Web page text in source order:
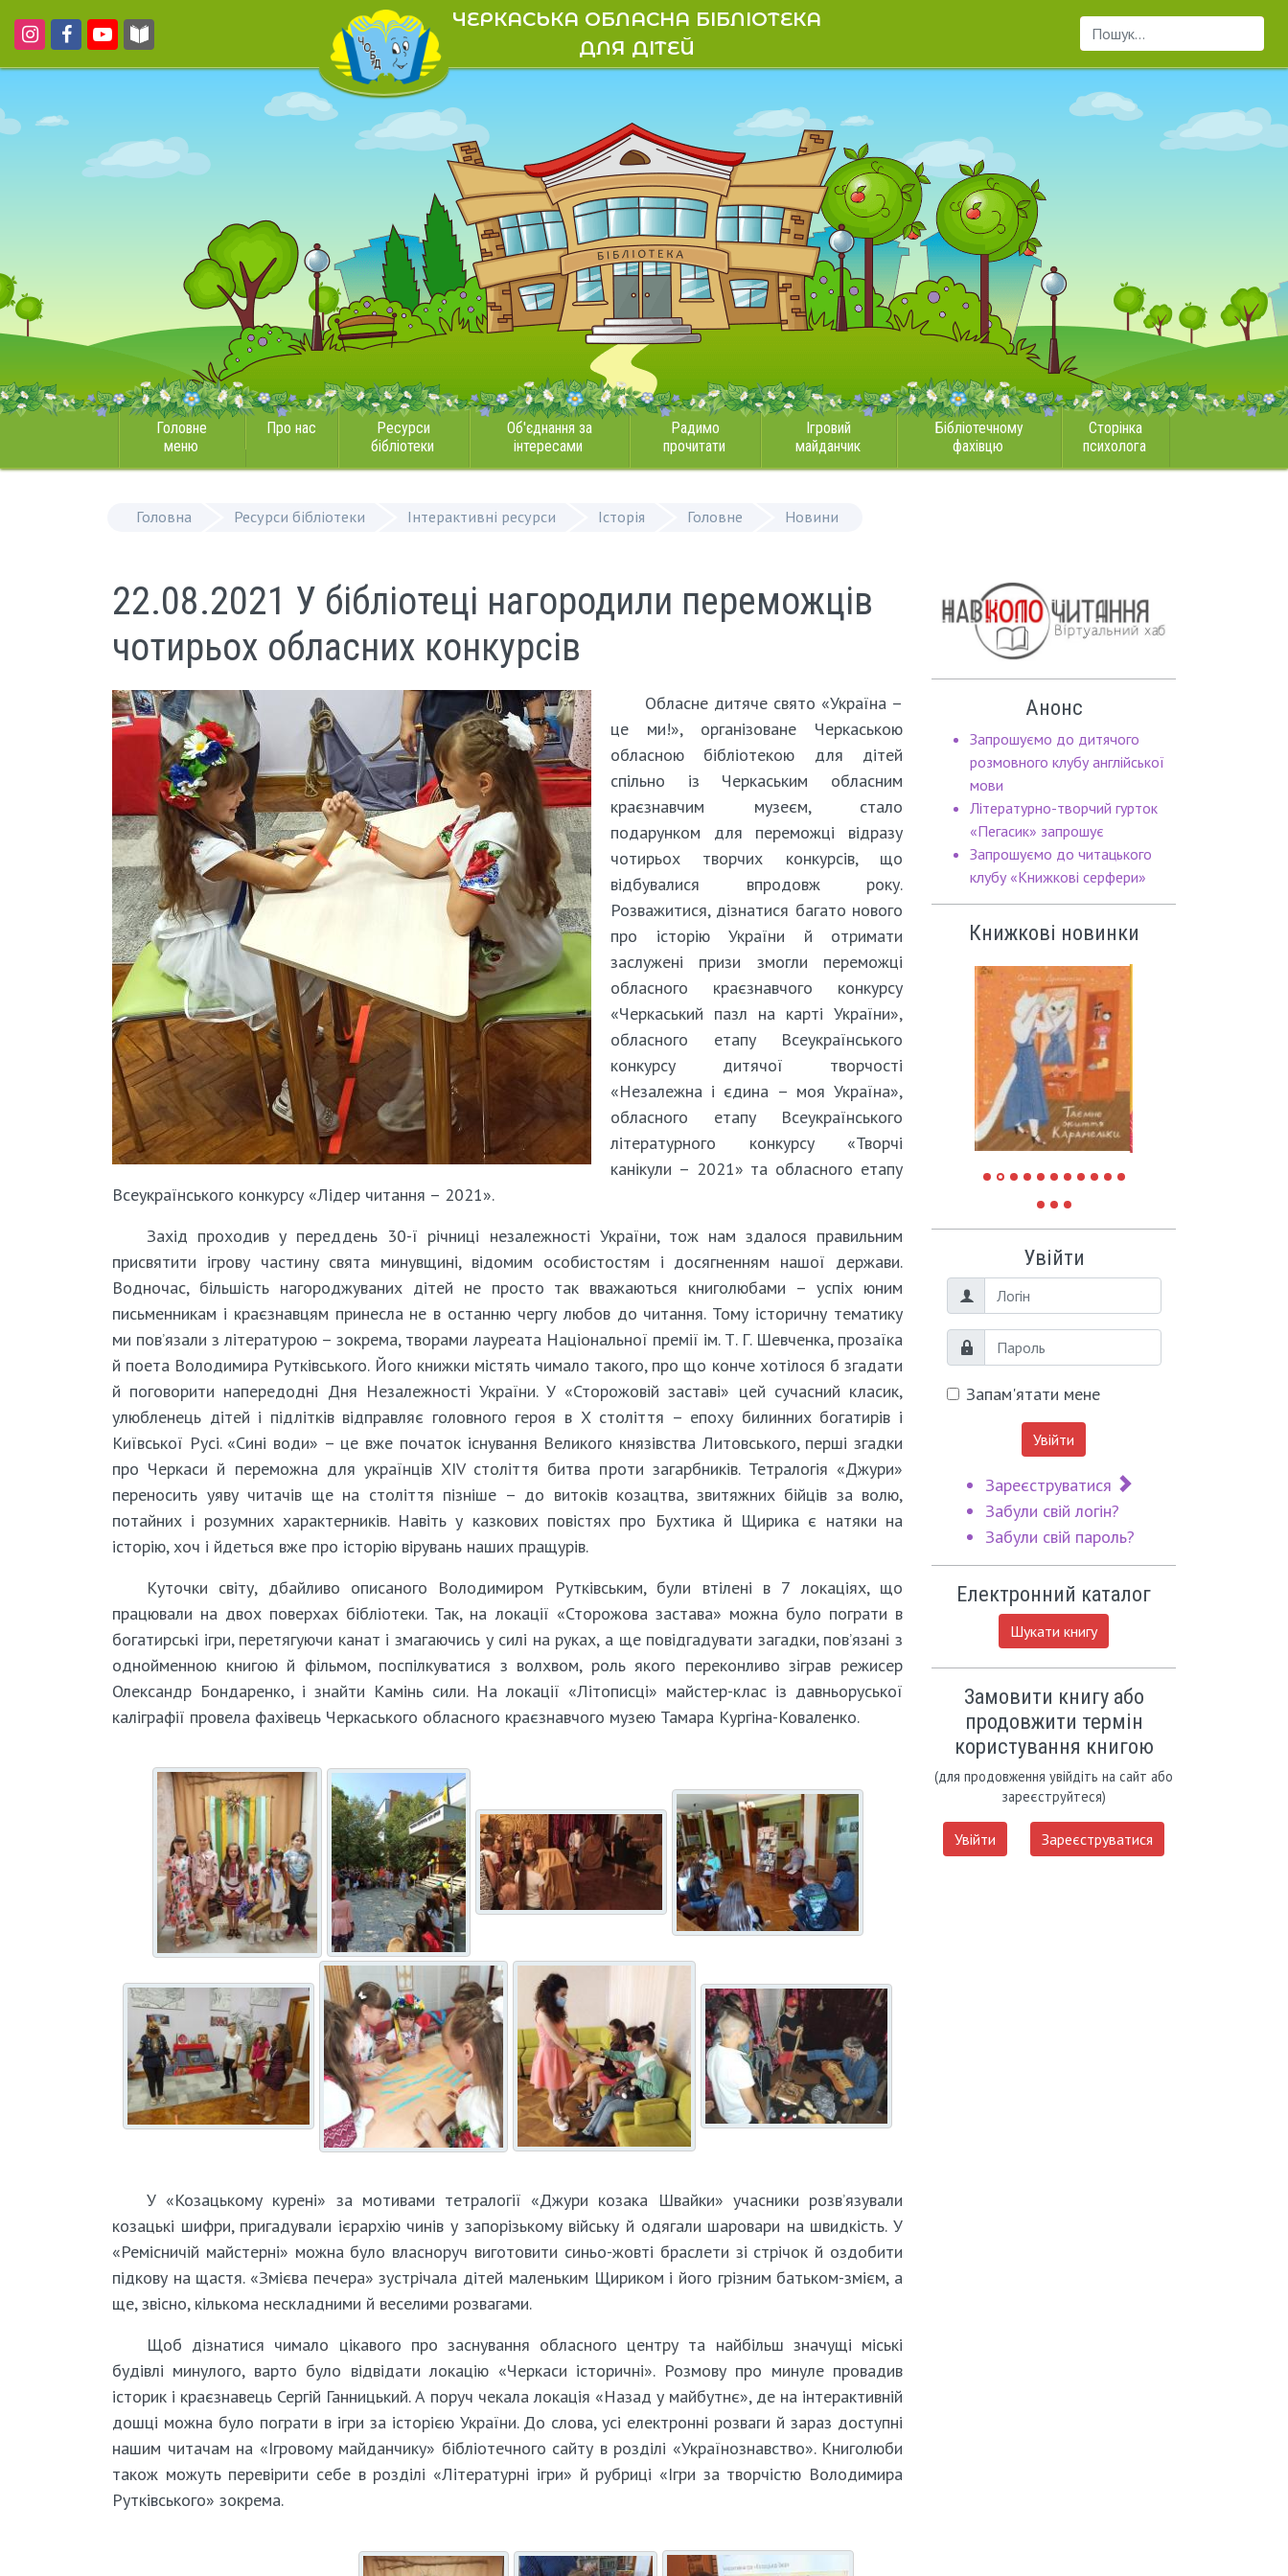
ЧЕРКАСЬКА ОБЛАСНА БІБЛІОТЕКА
ДЛЯ ДІТЕЙ
Пошук...
Головне
меню
Про нас
Ресурси
бібліотеки
Об'єднання за
інтересами
Радимо
прочитати
Ігровий
майданчик
Бібліотечному
фахівцю
Сторінка
психолога
Головна Ресурси бібліотеки Інтерактивні ресурси Історія Головне Новини
22.08.2021 У бібліотеці нагородили переможців
чотирьох обласних конкурсів
Обласне дитяче свято «Україна –
це ми!», організоване Черкаською
обласною бібліотекою для дітей
спільно із Черкаським обласним
краєзнавчим музеєм, стало
подарунком для переможці відразу
чотирьох творчих конкурсів, що
відбувалися впродовж року.
Розважитися, дізнатися багато нового
про історію України й отримати
заслужені призи змогли переможці
обласного краєзнавчого конкурсу
«Черкаський пазл на карті України»,
обласного етапу Всеукраїнського
конкурсу дитячої творчості
«Незалежна і єдина – моя Україна»,
обласного етапу Всеукраїнського
літературного конкурсу «Творчі
канікули – 2021» та обласного етапу
Всеукраїнського конкурсу «Лідер читання – 2021».
Захід проходив у переддень 30-ї річниці незалежності України, тож нам здалося правильним
присвятити ігрову частину свята минувщині, відомим особистостям і досягненням нашої держави.
Водночас, більшість нагороджуваних дітей не просто так вважаються книголюбами – успіх юним
письменникам і краєзнавцям принесла не в останню чергу любов до читання. Тому історичну тематику
ми пов’язали з літературою – зокрема, творами лауреата Національної премії ім. Т. Г. Шевченка, прозаїка
й поета Володимира Рутківського. Його книжки містять чимало такого, про що конче хотілося б згадати
й поговорити напередодні Дня Незалежності України. У «Сторожовій заставі» цей сучасний класик,
улюбленець дітей і підлітків відправляє головного героя в Х століття – епоху билинних богатирів і
Київської Русі. «Сині води» – це вже початок існування Великого князівства Литовського, перші згадки
про Черкаси й переможна для українців ХIV століття битва проти загарбників. Тетралогія «Джури»
переносить уяву читачів ще на століття пізніше – до витоків козацтва, звитяжних бійців за волю,
потайних і розумних характерників. Навіть у казкових повістях про Бухтика й Щирика є натяки на
історію, хоч і йдеться вже про історію вірувань наших пращурів.
Куточки світу, дбайливо описаного Володимиром Рутківським, були втілені в 7 локаціях, що
працювали на двох поверхах бібліотеки. Так, на локації «Сторожова застава» можна було пограти в
богатирські ігри, перетягуючи канат і змагаючись у силі на руках, а ще повідгадувати загадки, пов’язані з
однойменною книгою й фільмом, поспілкуватися з волхвом, роль якого переконливо зіграв режисер
Олександр Бондаренко, і знайти Камінь сили. На локації «Літописці» майстер-клас із давньоруської
каліграфії провела фахівець Черкаського обласного краєзнавчого музею Тамара Кургіна-Коваленко.
У «Козацькому курені» за мотивами тетралогії «Джури козака Швайки» учасники розв’язували
козацькі шифри, пригадували ієрархію чинів у запорізькому війську й одягали шаровари на швидкість. У
«Ремісничій майстерні» можна було власноруч виготовити синьо-жовті браслети зі стрічок й оздобити
підкову на щастя. «Змієва печера» зустрічала дітей маленьким Щириком і його грізним батьком-змієм, а
ще, звісно, кількома нескладними й веселими розвагами.
Щоб дізнатися чимало цікавого про заснування обласного центру та найбільш значущі міські
будівлі минулого, варто було відвідати локацію «Черкаси історичні». Розмову про минуле провадив
історик і краєзнавець Сергій Ганницький. А поруч чекала локація «Назад у майбутнє», де на інтерактивній
дошці можна було пограти в ігри за історією України. До слова, усі електронні розваги й зараз доступні
нашим читачам на «Ігровому майданчику» бібліотечного сайту в розділі «Українознавство». Книголюби
також можуть перевірити себе в розділі «Літературні ігри» й рубриці «Ігри за творчістю Володимира
Рутківського» зокрема.
Анонс
Запрошуємо до дитячого
розмовного клубу англійської
мови
Літературно-творчий гурток
«Пегасик» запрошує
Запрошуємо до читацького
клубу «Книжкові серфери»
Книжкові новинки
Увійти
Логін
Пароль
Запам'ятати мене
Увійти
Зареєструватися
Забули свій логін?
Забули свій пароль?
Електронний каталог
Шукати книгу
Замовити книгу або
продовжити термін
користування книгою
(для продовження увійдіть на сайт або
зареєструйтеся)
Увійти Зареєструватися